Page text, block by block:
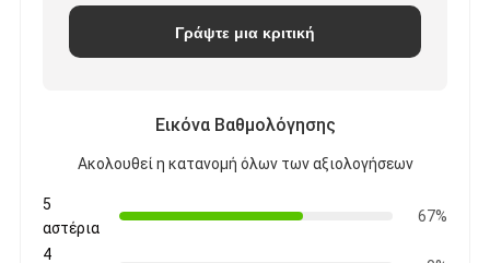
Γράψτε μια κριτική
Εικόνα Βαθμολόγησης
Ακολουθεί η κατανομή όλων των αξιολογήσεων
5
αστέρια
67%
4